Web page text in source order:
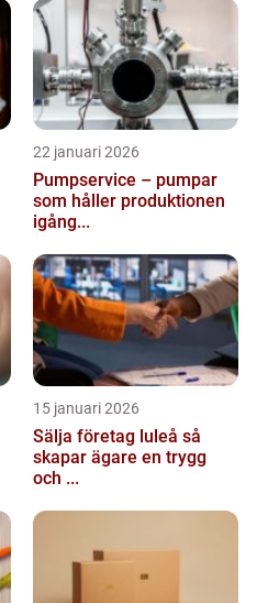
22 januari 2026
Pumpservice – pumpar
som håller produktionen
igång...
15 januari 2026
Sälja företag luleå så
skapar ägare en trygg
och ...